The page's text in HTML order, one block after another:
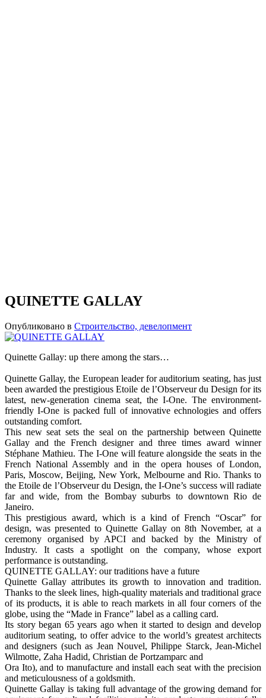
QUINETTE GALLAY
Опубликовано в Строительство, девелопмент
Quinette Gallay: up there among the stars…
Quinette Gallay, the European leader for auditorium seating, has just
been awarded the prestigious Etoile de l’Observeur du Design for its
latest, new-generation cinema seat, the I-One. The environment-
friendly I-One is packed full of innovative echnologies and offers
outstanding comfort.
This new seat sets the seal on the partnership between Quinette
Gallay and the French designer and three times award winner
Stéphane Mathieu. The I-One will feature alongside the seats in the
French National Assembly and in the opera houses of London,
Paris, Moscow, Beijing, New York, Melbourne and Rio. Thanks to
the Etoile de l’Observeur du Design, the I-One’s success will radiate
far and wide, from the Bombay suburbs to downtown Rio de
Janeiro.
This prestigious award, which is a kind of French “Oscar” for
design, was presented to Quinette Gallay on 8th November, at a
ceremony organised by APCI and backed by the Ministry of
Industry. It casts a spotlight on the company, whose export
performance is outstanding.
QUINETTE GALLAY: our traditions have a future
Quinette Gallay attributes its growth to innovation and tradition.
Thanks to the sleek lines, high-quality materials and traditional grace
of its products, it is able to reach markets in all four corners of the
globe, using the “Made in France” label as a calling card.
Its story began 65 years ago when it started to design and develop
auditorium seating, to offer advice to the world’s greatest architects
and designers (such as Jean Nouvel, Philippe Starck, Jean-Michel
Wilmotte, Zaha Hadid, Christian de Portzamparc and
Ora Ito), and to manufacture and install each seat with the precision
and meticulousness of a goldsmith.
Quinette Gallay is taking full advantage of the growing demand for